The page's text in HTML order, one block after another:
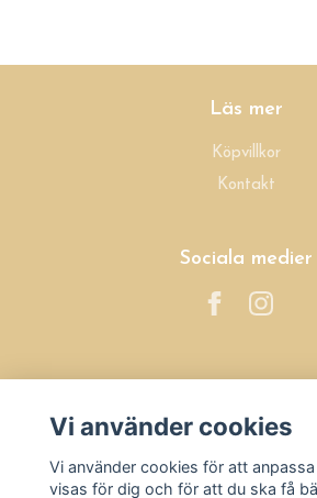
Läs mer
Köpvillkor
Kontakt
Sociala medier
Vi använder cookies
Vi använder cookies för att
visas för dig och för att du ska få